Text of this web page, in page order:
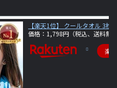
【楽天1位】 クールタオル 3
価格：1,798円（税込、送料無
楽